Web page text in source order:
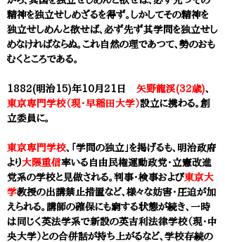
精神を独立せしめざるを得ず。しかしてその精神を
独立せしめんと欲せば、必ず先ず其学問を独立せし
めなければならぬ。これ自然の理であつて、勢のおも
むくところである。
1882(明治15)年10月21日 矢野龍渓(32歳)、
東京専門学校（現・早稲田大学）設立に携わる。創
立委員に。
東京専門学校、「学問の独立」を掲げるも、明治政府
より大隈重信率いる自由民権運動政党・ 立憲改進
党系の学校と見做される。判事・検事および東京大
学教授の出講禁止措置など、様々な妨害・圧迫が加
えられる。講師の確保にも窮する状態が続き、一時
は同じく英法学系で新設の英吉利法律学校（現・中
央大学）との合併話が持ち上がるなど、学校存続の